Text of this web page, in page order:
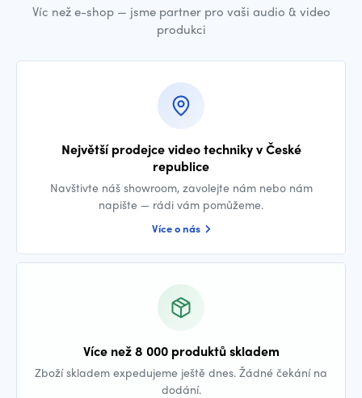
Víc než e-shop — jsme partner pro vaši audio & video
produkci
Největší prodejce video techniky v České
republice
Navštivte náš showroom, zavolejte nám nebo nám
napište — rádi vám pomůžeme.
Více o nás
Více než 8 000 produktů skladem
Zboží skladem expedujeme ještě dnes. Žádné čekání na
dodání.